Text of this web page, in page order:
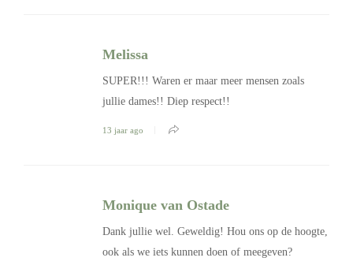
Melissa
SUPER!!! Waren er maar meer mensen zoals
jullie dames!! Diep respect!!
13 jaar ago
Monique van Ostade
Dank jullie wel. Geweldig! Hou ons op de hoogte,
ook als we iets kunnen doen of meegeven?